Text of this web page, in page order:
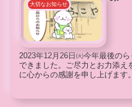
大切なお知らせ
2023年12月26日㈫今年最後の
できました。ご尽力とお力添え
に心からの感謝を申し上げます